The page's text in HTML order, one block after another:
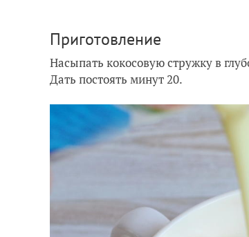
Приготовление
Насыпать кокосовую стружку в
Дать постоять минут 20.